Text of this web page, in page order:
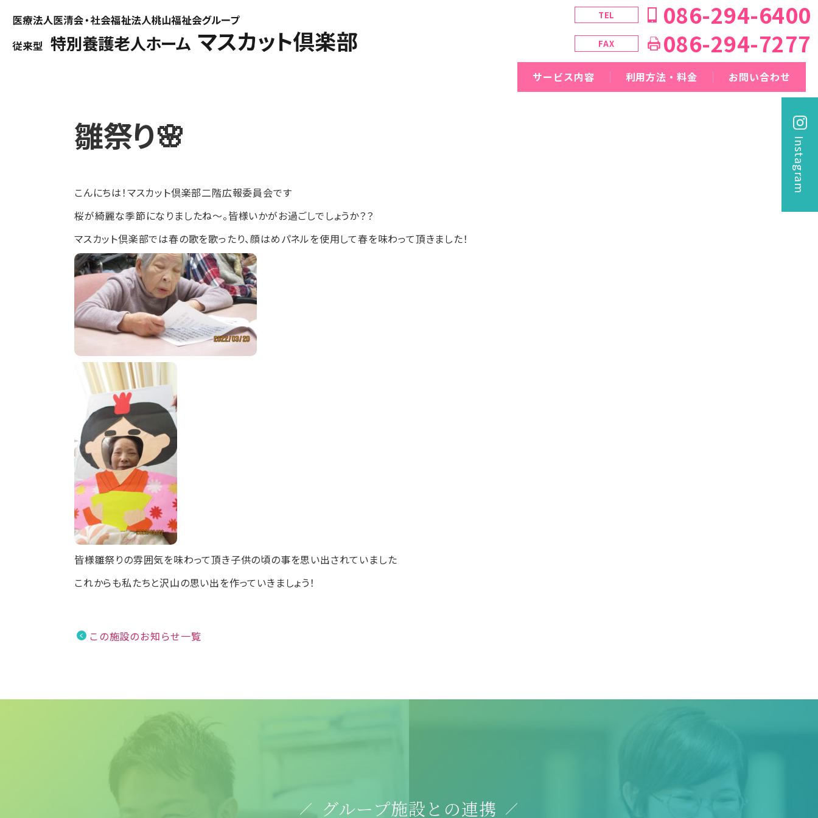
サービス内容 利用方法・料金 お問い合わせ
TEL 086-294-6400
FAX 086-294-7277
Instagram
雛祭り🌸
こんにちは！マスカット倶楽部二階広報委員会です
桜が綺麗な季節になりましたね～。皆様いかがお過ごしでしょうか？？
マスカット倶楽部では春の歌を歌ったり、顔はめパネルを使用して春を味わって頂きました！
皆様雛祭りの雰囲気を味わって頂き子供の頃の事を思い出されていました
これからも私たちと沢山の思い出を作っていきましょう！
この施設のお知らせ一覧
グループ施設との連携